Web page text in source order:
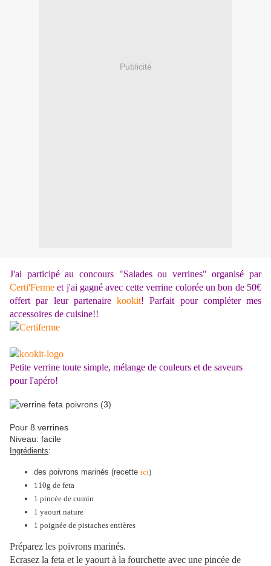
Publicité
J'ai participé au concours "Salades ou verrines" organisé par
Certi'Ferme et j'ai gagné avec cette verrine colorée un bon de 50€
offert par leur partenaire kookit! Parfait pour compléter mes
accessoires de cuisine!!
Petite verrine toute simple, mélange de couleurs et de saveurs
pour l'apéro!
Pour 8 verrines
Niveau: facile
Ingrédients:
des poivrons marinés (recette ici)
110g de feta
1 pincée de cumin
1 yaourt nature
1 poignée de pistaches entières
Préparez les poivrons marinés.
Ecrasez la feta et le yaourt à la fourchette avec une pincée de